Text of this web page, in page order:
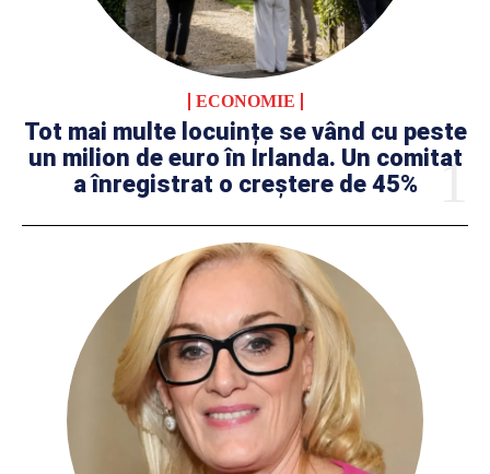
ECONOMIE
Tot mai multe locuințe se vând cu peste
un milion de euro în Irlanda. Un comitat
a înregistrat o creștere de 45%